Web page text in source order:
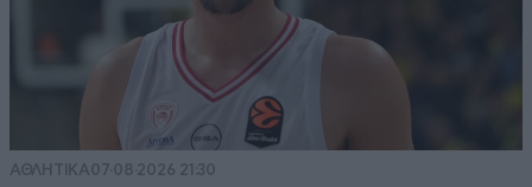
ΑΘΛΗΤΙΚΑ07·08·2026 21:30